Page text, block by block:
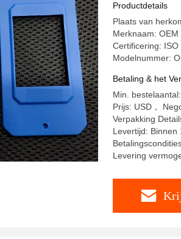
Productdetails
Plaats van
Merknaam: OEM
Certificering: ISO
Modelnummer:
Betaling & het
Min.
Prijs: USD，
Verpakking
Levertijd: Binnen
Levering